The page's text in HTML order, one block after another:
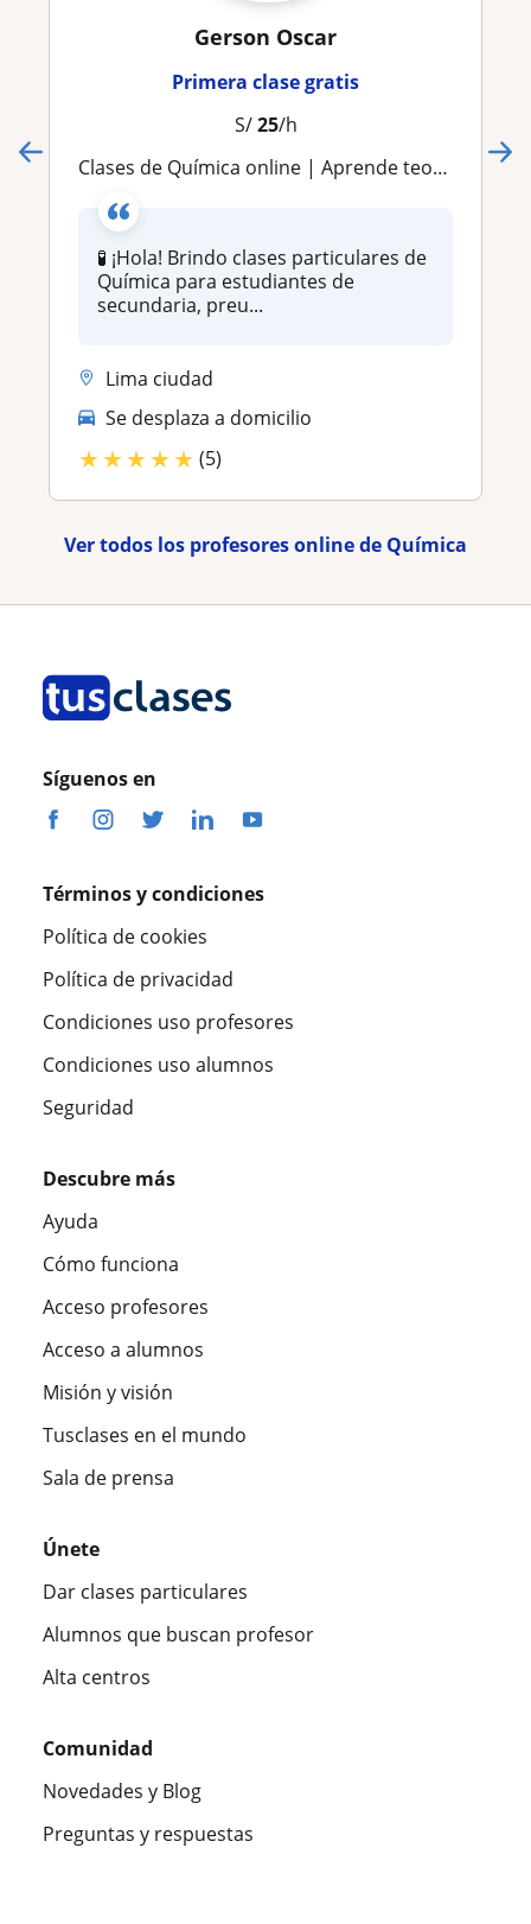
Gerson Oscar
Primera clase gratis
S/25/h
Clases de Química online | Aprende teoría y resolución de problemas
🧪 ¡Hola! Brindo clases particulares de
Química para estudiantes de
secundaria, preu...
Lima ciudad
Se desplaza a domicilio
★★★★★ (5)
Ver todos los profesores online de Química
Síguenos en
Términos y condiciones
Política de cookies
Política de privacidad
Condiciones uso profesores
Condiciones uso alumnos
Seguridad
Descubre más
Ayuda
Cómo funciona
Acceso profesores
Acceso a alumnos
Misión y visión
Tusclases en el mundo
Sala de prensa
Únete
Dar clases particulares
Alumnos que buscan profesor
Alta centros
Comunidad
Novedades y Blog
Preguntas y respuestas